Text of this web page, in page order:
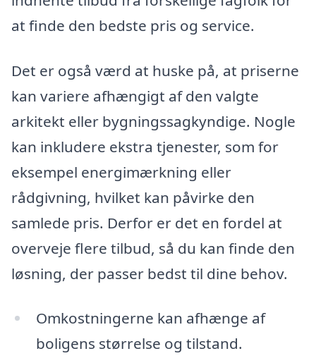
at finde den bedste pris og service.
Det er også værd at huske på, at priserne
kan variere afhængigt af den valgte
arkitekt eller bygningssagkyndige. Nogle
kan inkludere ekstra tjenester, som for
eksempel energimærkning eller
rådgivning, hvilket kan påvirke den
samlede pris. Derfor er det en fordel at
overveje flere tilbud, så du kan finde den
løsning, der passer bedst til dine behov.
Omkostningerne kan afhænge af
boligens størrelse og tilstand.